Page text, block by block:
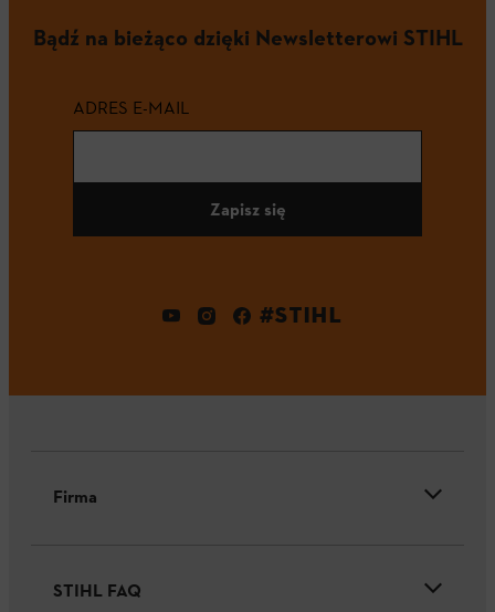
Bądź na bieżąco dzięki Newsletterowi STIHL
ADRES E-MAIL
Zapisz się
#STIHL
Firma
STIHL FAQ